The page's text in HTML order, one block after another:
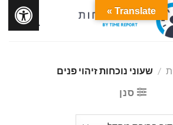
/ שעוני נוכחות זיהוי פנים
סנן
Translate »